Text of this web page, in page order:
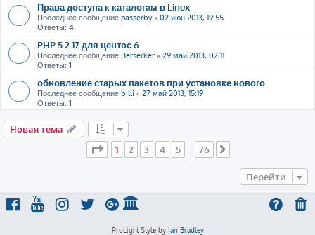
Права доступа к каталогам в Linux
Последнее сообщение passerby« 02 июн 2013, 19:55
Ответы: 4
PHP 5.2.17 для центос 6
Последнее сообщение Berserker « 29 май 2013, 02:11
Ответы: 1
обновление старых пакетов при установке нового
Последнее сообщение billi « 27 май 2013, 15:19
Ответы: 1
Новая тема
Страница
из 76
1 2 3 4 5 … 76
Перейти
ProLight Style by Ian Bradley